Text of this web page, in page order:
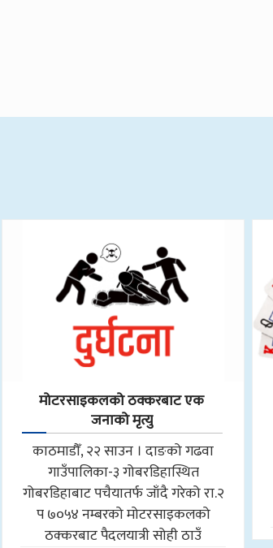
मोटरसाइकलको ठक्करबाट एक
जनाको मृत्यु
काठमाडौँ, २२ साउन । दाङको गढवा
गाउँपालिका-३ गोबरडिहास्थित
गोबरडिहाबाट पचैयातर्फ जाँदै गरेको रा.२
प ७०५४ नम्बरको मोटरसाइकलको
ठक्करबाट पैदलयात्री सोही ठाउँ